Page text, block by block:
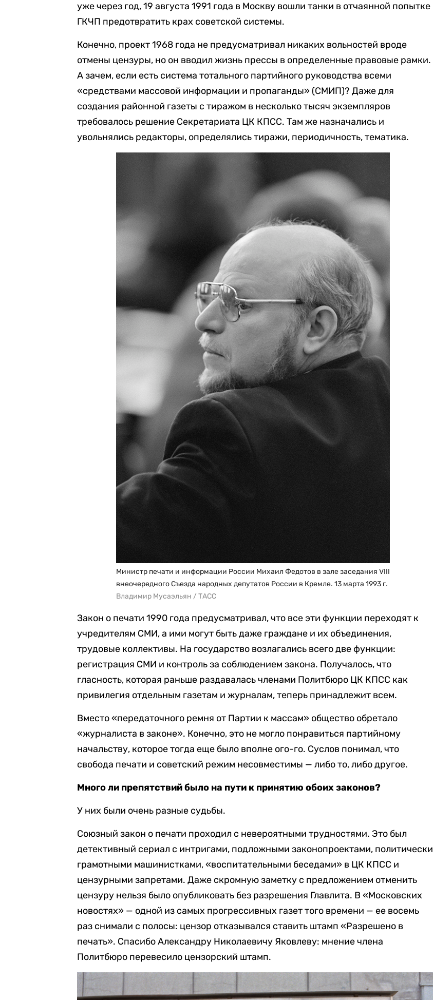
уже через год, 19 августа 1991 года в Москву вошли танки в отчаянной попытке
ГКЧП предотвратить крах советской системы.
Конечно, проект 1968 года не предусматривал никаких вольностей вроде
отмены цензуры, но он вводил жизнь прессы в определенные правовые рамки.
А зачем, если есть система тотального партийного руководства всеми
«средствами массовой информации и пропаганды» (СМИП)? Даже для
создания районной газеты с тиражом в несколько тысяч экземпляров
требовалось решение Секретариата ЦК КПСС. Там же назначались и
увольнялись редакторы, определялись тиражи, периодичность, тематика.
Министр печати и информации России Михаил Федотов в зале заседания VIII
внеочередного Съезда народных депутатов России в Кремле. 13 марта 1993 г.
Владимир Мусаэльян / ТАСС
Закон о печати 1990 года предусматривал, что все эти функции переходят к
учредителям СМИ, а ими могут быть даже граждане и их объединения,
трудовые коллективы. На государство возлагались всего две функции:
регистрация СМИ и контроль за соблюдением закона. Получалось, что
гласность, которая раньше раздавалась членами Политбюро ЦК КПСС как
привилегия отдельным газетам и журналам, теперь принадлежит всем.
Вместо «передаточного ремня от Партии к массам» общество обретало
«журналиста в законе». Конечно, это не могло понравиться партийному
начальству, которое тогда еще было вполне ого-го. Суслов понимал, что
свобода печати и советский режим несовместимы — либо то, либо другое.
Много ли препятствий было на пути к принятию обоих законов?
У них были очень разные судьбы.
Союзный закон о печати проходил с невероятными трудностями. Это был
детективный сериал с интригами, подложными законопроектами, политически
грамотными машинистками, «воспитательными беседами» в ЦК КПСС и
цензурными запретами. Даже скромную заметку с предложением отменить
цензуру нельзя было опубликовать без разрешения Главлита. В «Московских
новостях» — одной из самых прогрессивных газет того времени — ее восемь
раз снимали с полосы: цензор отказывался ставить штамп «Разрешено в
печать». Спасибо Александру Николаевичу Яковлеву: мнение члена
Политбюро перевесило цензорский штамп.